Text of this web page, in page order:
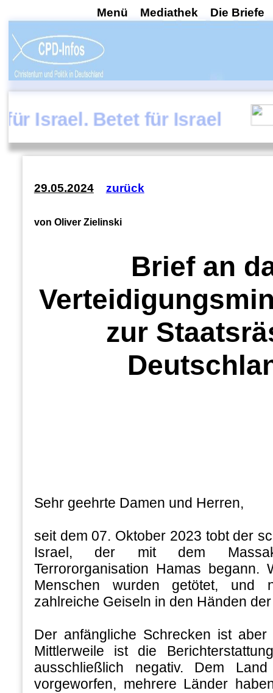
Menü Mediathek Die Briefe
Betet für Israel
29.05.2024 zurück
von Oliver Zielinski
Brief an
zur
Sehr geehrte Damen und Herren,
seit dem 07. Oktober 2023 tobt der
Israel, der mit dem
Terrororganisation Hamas begann.
Menschen wurden getötet, und
zahlreiche Geiseln in den Händen
Der anfängliche Schrecken ist aber
Mittlerweile ist die
ausschließlich negativ. Dem
vorgeworfen, mehrere Länder